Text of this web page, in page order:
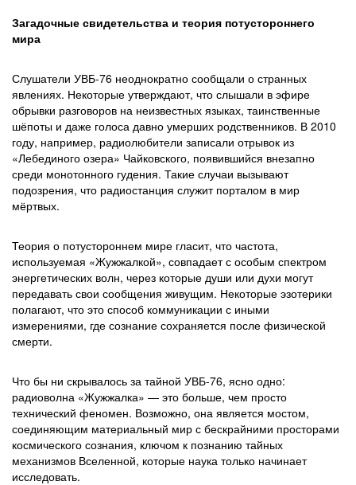
Загадочные свидетельства и теория потустороннего
мира
Слушатели УВБ-76 неоднократно сообщали о странных
явлениях. Некоторые утверждают, что слышали в эфире
обрывки разговоров на неизвестных языках, таинственные
шёпоты и даже голоса давно умерших родственников. В 2010
году, например, радиолюбители записали отрывок из
«Лебединого озера» Чайковского, появившийся внезапно
среди монотонного гудения. Такие случаи вызывают
подозрения, что радиостанция служит порталом в мир
мёртвых.
Теория о потустороннем мире гласит, что частота,
используемая «Жужжалкой», совпадает с особым спектром
энергетических волн, через которые души или духи могут
передавать свои сообщения живущим. Некоторые эзотерики
полагают, что это способ коммуникации с иными
измерениями, где сознание сохраняется после физической
смерти.
Что бы ни скрывалось за тайной УВБ-76, ясно одно:
радиоволна «Жужжалка» — это больше, чем просто
технический феномен. Возможно, она является мостом,
соединяющим материальный мир с бескрайними просторами
космического сознания, ключом к познанию тайных
механизмов Вселенной, которые наука только начинает
исследовать.